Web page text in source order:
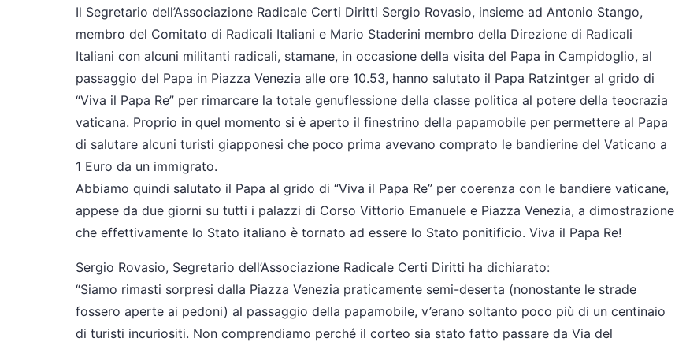
Il Segretario dell’Associazione Radicale Certi Diritti Sergio Rovasio, insieme ad Antonio Stango,
membro del Comitato di Radicali Italiani e Mario Staderini membro della Direzione di Radicali
Italiani con alcuni militanti radicali, stamane, in occasione della visita del Papa in Campidoglio, al
passaggio del Papa in Piazza Venezia alle ore 10.53, hanno salutato il Papa Ratzintger al grido di
“Viva il Papa Re” per rimarcare la totale genuflessione della classe politica al potere della teocrazia
vaticana. Proprio in quel momento si è aperto il finestrino della papamobile per permettere al Papa
di salutare alcuni turisti giapponesi che poco prima avevano comprato le bandierine del Vaticano a
1 Euro da un immigrato.
Abbiamo quindi salutato il Papa al grido di “Viva il Papa Re” per coerenza con le bandiere vaticane,
appese da due giorni su tutti i palazzi di Corso Vittorio Emanuele e Piazza Venezia, a dimostrazione
che effettivamente lo Stato italiano è tornato ad essere lo Stato ponitificio. Viva il Papa Re!
Sergio Rovasio, Segretario dell’Associazione Radicale Certi Diritti ha dichiarato:
“Siamo rimasti sorpresi dalla Piazza Venezia praticamente semi-deserta (nonostante le strade
fossero aperte ai pedoni) al passaggio della papamobile, v’erano soltanto poco più di un centinaio
di turisti incuriositi. Non comprendiamo perché il corteo sia stato fatto passare da Via del